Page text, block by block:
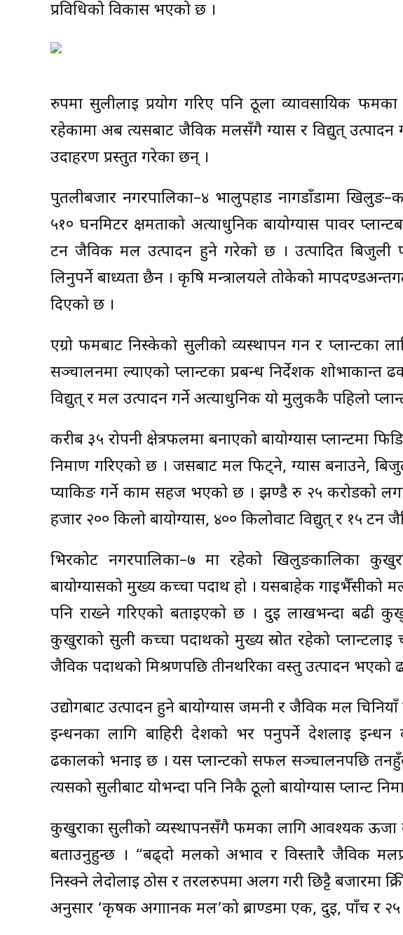
प्रविधिको विकास भएको छ ।
रुपमा सुलीलाई प्रयोग गरिए पनि ठूला व्यावसायिक
रहेकामा अब त्यसबाट जैविक मलसँगै ग्यास र विद्युत्
उदाहरण प्रस्तुत गरेका छन् ।
पुतलीबजार नगरपालिका–४ भालुपहाड नागडाँडामा
५१० घनमिटर क्षमताको अत्याधुनिक बायोग्यास पावर
टन जैविक मल उत्पादन हुने गरेको छ । उत्पादित बिजुली
लिनुपर्ने बाध्यता छैन । कृषि मन्त्रालयले तोकेको
दिएको छ ।
एग्रो फर्मबाट निस्केको सुलीको व्यस्थापन गर्न र प्लान्टका
सञ्चालनमा ल्याएको प्लान्टका प्रबन्ध निर्देशक शोभाकान्त
विद्युत् र मल उत्पादन गर्ने अत्याधुनिक यो मुलुककै पहिलो
करीब ३५ रोपनी क्षेत्रफलमा बनाएको बायोग्यास प्लान्टमा
निर्माण गरिएको छ । जसबाट मल फिट्ने, ग्यास बनाउने,
प्याकिङ गर्ने काम सहज भएको छ । झण्डै रु २५ करोडको
हजार २०० किलो बायोग्यास, ४०० किलोवाट विद्युत् र १५
भिरकोट नगरपालिका–७ मा रहेको खिलुङकालिका
बायोग्यासको मुख्य कच्चा पदार्थ हो । यसबाहेक गाईभैँसीको
पनि राख्ने गरिएको बताइएको छ । दुई लाखभन्दा बढी
कुखुराको सुली कच्चा पदार्थको मुख्य स्रोत रहेको
जैविक पदार्थको मिश्रणपछि तीनथरिका वस्तु उत्पादन
उद्योगबाट उत्पादन हुने बायोग्यास जर्मनी र जैविक मल
इन्धनका लागि बाहिरी देशको भर पर्नुपर्ने देशलाई
ढकालको भनाइ छ । यस प्लान्टको सफल सञ्चालनपछि
त्यसको सुलीबाट योभन्दा पनि निकै ठूलो बायोग्यास प्लान्ट
कुखुराका सुलीको व्यस्थापनसँगै फर्मका लागि आवश्यक ऊर्जा
बताउनुहुन्छ । “बढ्दो मलको अभाव र विस्तारै जैविक
निस्क्ने लेदोलाई ठोस र तरलरुपमा अलग गरी छिट्टै बजारमा
अनुसार ‘कृषक अर्गाानक मल’को ब्राण्डमा एक, दुई, पाँच र